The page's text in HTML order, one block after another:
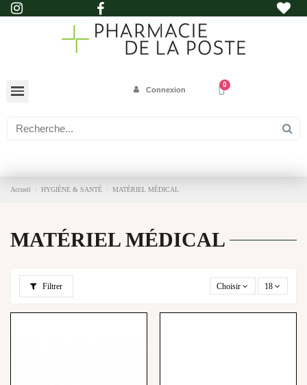
Connexion
Accueil HYGIÈNE & SANTÉ MATÉRIEL MÉDICAL
MATÉRIEL MÉDICAL
Filtrer Choisir 18